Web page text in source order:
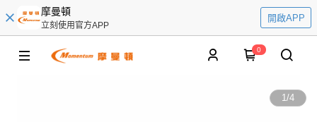
摩曼頓
立刻使用官方APP
開啟APP
0
1/4